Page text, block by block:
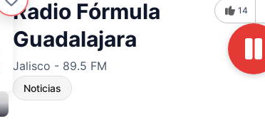
Radio Fórmula
Guadalajara
Jalisco - 89.5 FM
Noticias
14